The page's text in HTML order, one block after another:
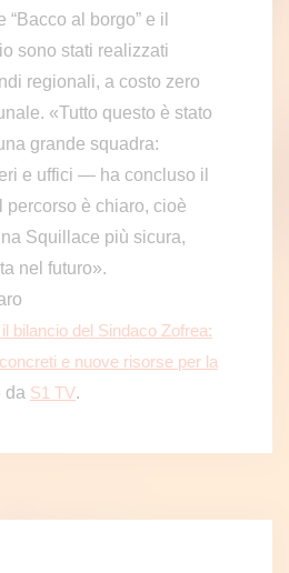
al borgo” e il
sono stati realizzati
regionali, a costo zero
«Tutto questo è stato
grande squadra:
e uffici — ha concluso il
percorso è chiaro, cioè
Squillace più sicura,
nel futuro».
bilancio del Sindaco Zofrea:
e nuove risorse per la
da S1 TV.